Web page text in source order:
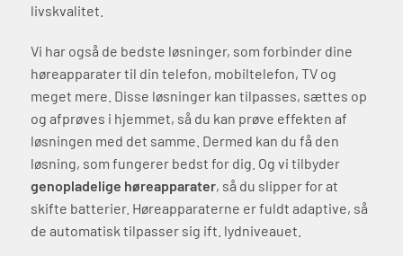
livskvalitet.
Vi har også de bedste løsninger, som forbinder dine
høreapparater til din telefon, mobiltelefon, TV og
meget mere. Disse løsninger kan tilpasses, sættes op
og afprøves i hjemmet, så du kan prøve effekten af
løsningen med det samme. Dermed kan du få den
løsning, som fungerer bedst for dig. Og vi tilbyder
genopladelige høreapparater, så du slipper for at
skifte batterier. Høreapparaterne er fuldt adaptive, så
de automatisk tilpasser sig ift. lydniveauet.